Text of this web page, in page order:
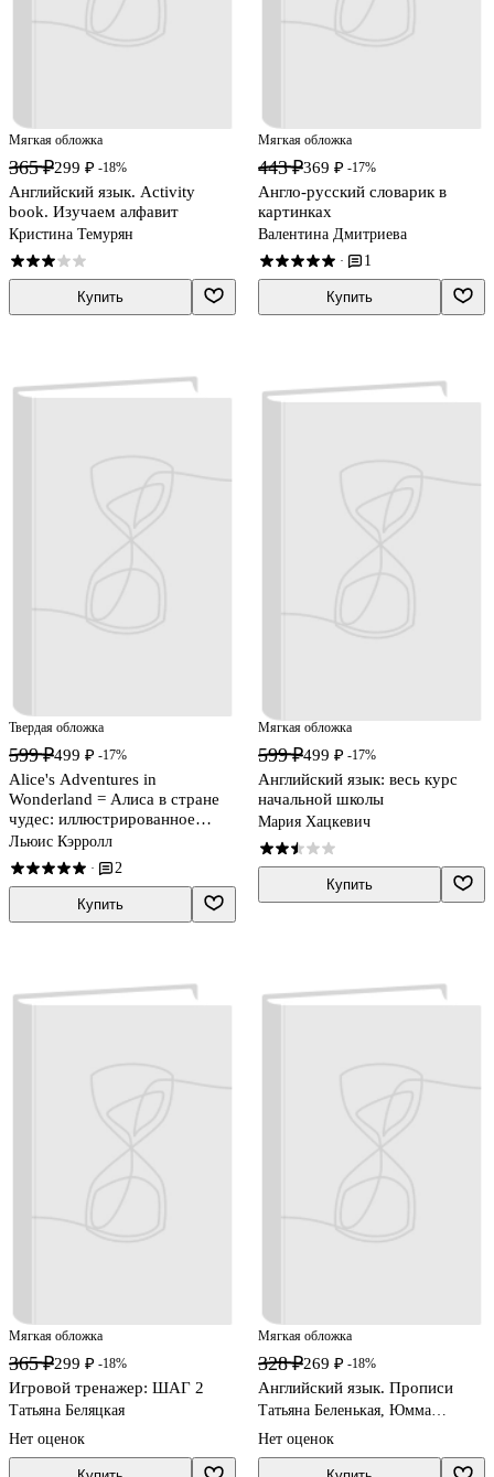
Мягкая обложка
365 ₽299 ₽ -18%
Английский язык. Activity
book. Изучаем алфавит
Кристина Темурян
Купить
Мягкая обложка
443 ₽369 ₽ -17%
Англо-русский словарик в
картинках
Валентина Дмитриева
· 1
Купить
Твердая обложка
599 ₽499 ₽ -17%
Alice's Adventures in
Wonderland = Алиса в стране
чудес: иллюстрированное
пособие для чтения
Льюис Кэрролл
· 2
Купить
Мягкая обложка
599 ₽499 ₽ -17%
Английский язык: весь курс
начальной школы
Мария Хацкевич
Купить
Мягкая обложка
365 ₽299 ₽ -18%
Игровой тренажер: ШАГ 2
Татьяна Беляцкая
Нет оценок
Мягкая обложка
328 ₽269 ₽ -18%
Английский язык. Прописи
Татьяна Беленькая, Юмма
Нет оценок